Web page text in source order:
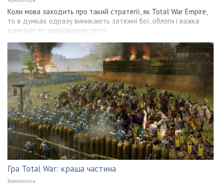
Коли мова заходить про такий стратегії, як Total War Empire,
то в думках одразу виникають затяжні бої, облоги і важка
кампанія по завоюванню світу.
Гра Total War: краща частина
Компютери